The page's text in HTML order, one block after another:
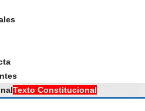
Texto Constitucional